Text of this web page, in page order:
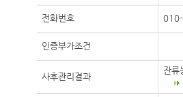
전화번호
인증부가조건
사후관리결과
잔류